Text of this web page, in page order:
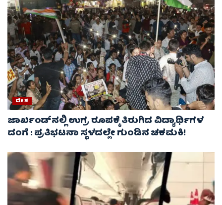
ದೇಶ
ಜಾರ್ಖಂಡ್‌ನಲ್ಲಿ ಉಗ್ರ ರೂಪಕ್ಕೆ ತಿರುಗಿದ ವಿದ್ಯಾರ್ಥಿಗಳ
ದಂಗೆ : ಪ್ರತಿಭಟನಾ ಸ್ಥಳದಲ್ಲೇ ಗುಂಡಿನ ಚಕಮಕಿ!